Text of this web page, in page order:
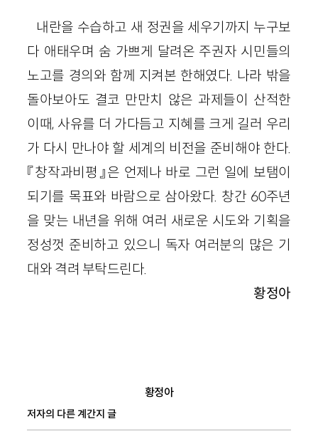
내란을 수습하고 새 정권을 세우기까지 누구보
다 애태우며 숨 가쁘게 달려온 주권자 시민들의
노고를 경의와 함께 지켜본 한해였다. 나라 밖을
돌아보아도 결코 만만치 않은 과제들이 산적한
이때, 사유를 더 가다듬고 지혜를 크게 길러 우리
가 다시 만나야 할 세계의 비전을 준비해야 한다.
『창작과비평』은 언제나 바로 그런 일에 보탬이
되기를 목표와 바람으로 삼아왔다. 창간 60주년
을 맞는 내년을 위해 여러 새로운 시도와 기획을
정성껏 준비하고 있으니 독자 여러분의 많은 기
대와 격려 부탁드린다.
황정아
황정아
저자의 다른 계간지 글